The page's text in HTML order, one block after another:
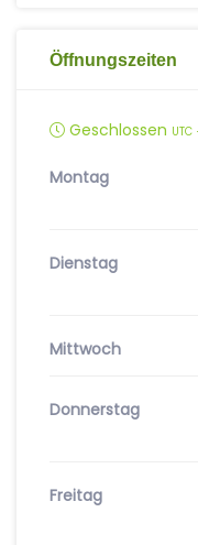
Öffnungszeiten
Geschlossen UTC
Montag
Dienstag
Mittwoch
Donnerstag
Freitag